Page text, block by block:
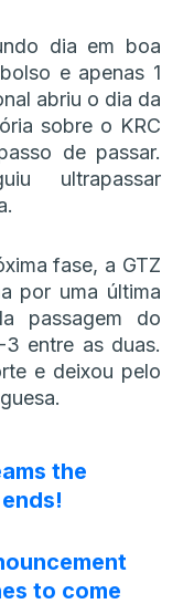
dia em boa
e apenas 1
abriu o dia da
sobre o KRC
de passar.
ultrapassar
fase, a GTZ
por uma última
passagem do
entre as duas.
e deixou pelo
the
to come